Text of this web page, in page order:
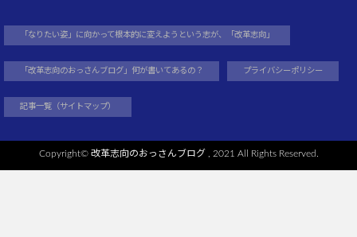
「なりたい姿」に向かって根本的に変えようという志が、「改革志向」
「改革志向のおっさんブログ」何が書いてあるの？ プライバシーポリシー
記事一覧（サイトマップ）
Copyright© 改革志向のおっさんブログ, 2021 All Rights Reserved.